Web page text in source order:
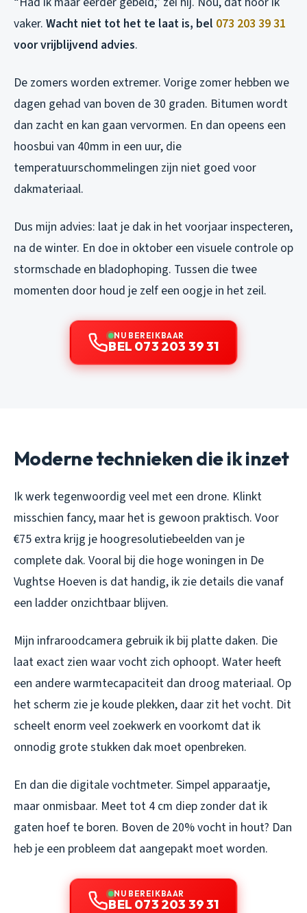
vaker. Wacht niet tot het te laat is, bel 073 203 39 31
voor vrijblijvend advies.
De zomers worden extremer. Vorige zomer hebben we
dagen gehad van boven de 30 graden. Bitumen wordt
dan zacht en kan gaan vervormen. En dan opeens een
hoosbui van 40mm in een uur, die
temperatuurschommelingen zijn niet goed voor
dakmateriaal.
Dus mijn advies: laat je dak in het voorjaar inspecteren,
na de winter. En doe in oktober een visuele controle op
stormschade en bladophoping. Tussen die twee
momenten door houd je zelf een oogje in het zeil.
NU BEREIKBAAR
BEL 073 203 39 31
Moderne technieken die ik inzet
Ik werk tegenwoordig veel met een drone. Klinkt
misschien fancy, maar het is gewoon praktisch. Voor
€75 extra krijg je hoogresolutiebeelden van je
complete dak. Vooral bij die hoge woningen in De
Vughtse Hoeven is dat handig, ik zie details die vanaf
een ladder onzichtbaar blijven.
Mijn infraroodcamera gebruik ik bij platte daken. Die
laat exact zien waar vocht zich ophoopt. Water heeft
een andere warmtecapaciteit dan droog materiaal. Op
het scherm zie je koude plekken, daar zit het vocht. Dit
scheelt enorm veel zoekwerk en voorkomt dat ik
onnodig grote stukken dak moet openbreken.
En dan die digitale vochtmeter. Simpel apparaatje,
maar onmisbaar. Meet tot 4 cm diep zonder dat ik
gaten hoef te boren. Boven de 20% vocht in hout? Dan
heb je een probleem dat aangepakt moet worden.
NU BEREIKBAAR
BEL 073 203 39 31